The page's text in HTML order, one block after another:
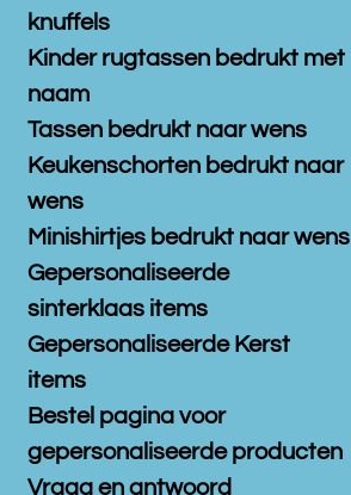
knuffels
Kinder rugtassen bedrukt met
naam
Tassen bedrukt naar wens
Keukenschorten bedrukt naar
wens
Minishirtjes bedrukt naar wens
Gepersonaliseerde
sinterklaas items
Gepersonaliseerde Kerst
items
Bestel pagina voor
gepersonaliseerde producten
Vraag en antwoord